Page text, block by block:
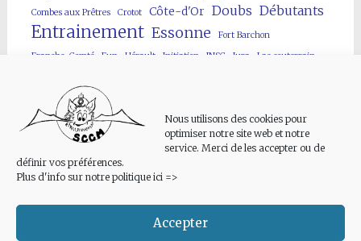
Nous utilisons des cookies pour
optimiser notre site web et notre
service. Merci de les accepter ou de
définir vos préférences.
Plus d'info sur notre politique ici =>
Accepter
Combes aux Prêtres Crotot Côte-d'Or Doubs Débutants
Entrainement Essonne
Fort Barchon
Franche-Comté
Fun Hérault Initiation JNSC Jura
Lac souterrain
Public Puiselet
Site artificiel Spéléo Spéléofolies
Techniques sur cordes Vercors Verneau
Viaduc des Fauvettes